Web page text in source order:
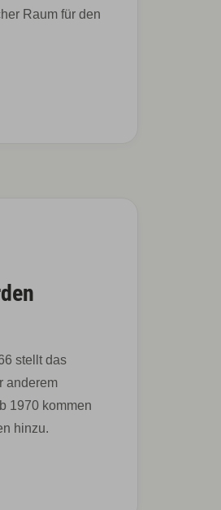
Raum für den
stellt das
anderem
1970 kommen
hinzu.